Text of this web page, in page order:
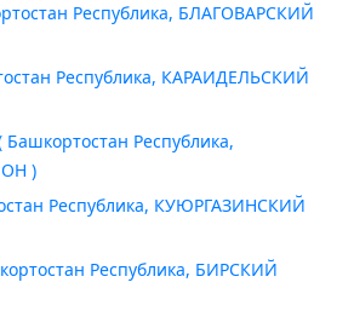
Республика, БЛАГОВАРСКИЙ
Республика, КАРАИДЕЛЬСКИЙ
Республика,
)
Республика, КУЮРГАЗИНСКИЙ
Республика, БИРСКИЙ